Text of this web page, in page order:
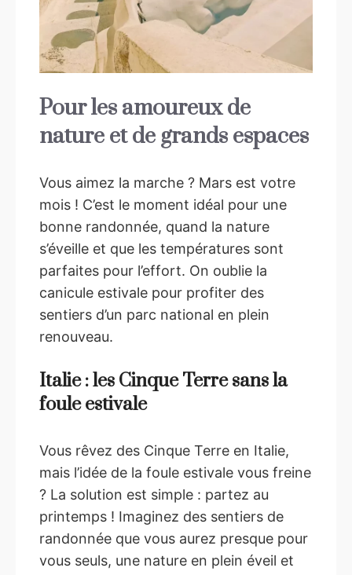
Pour les amoureux de
nature et de grands espaces
Vous aimez la marche ? Mars est votre
mois ! C’est le moment idéal pour une
bonne randonnée, quand la nature
s’éveille et que les températures sont
parfaites pour l’effort. On oublie la
canicule estivale pour profiter des
sentiers d’un parc national en plein
renouveau.
Italie : les Cinque Terre sans la
foule estivale
Vous rêvez des Cinque Terre en Italie,
mais l’idée de la foule estivale vous freine
? La solution est simple : partez au
printemps ! Imaginez des sentiers de
randonnée que vous aurez presque pour
vous seuls, une nature en plein éveil et